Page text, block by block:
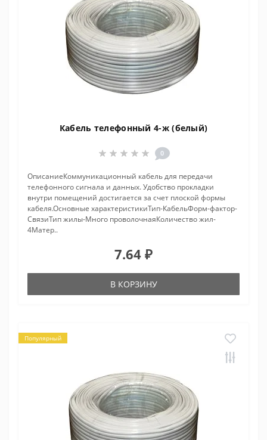
Кабель телефонный 4-ж (белый)
0
ОписаниеКоммуникационный кабель для передачи
телефонного сигнала и данных. Удобство прокладки
внутри помещений достигается за счет плоской формы
кабеля.Основные характеристикиТип-КабельФорм-фактор-
СвязиТип жилы-Много проволочнаяКоличество жил-
4Матер..
7.64 ₽
В КОРЗИНУ
Популярный